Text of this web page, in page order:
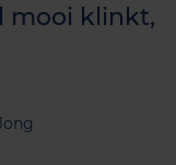
mooi klinkt,